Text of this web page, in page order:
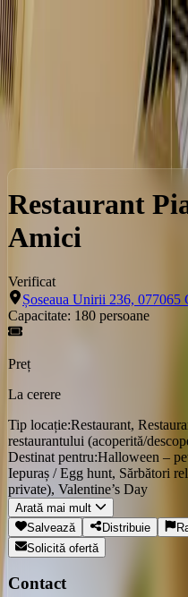
Restaurant
Amici
Verificat
Șoseaua Unirii 236, 077065
Capacitate: 180 persoane
Preț
La cerere
Tip locație:Restaurant,
restaurantului (acoperită/
Destinat pentru:Halloween –
Iepuraș / Egg hunt, Sărbători
private), Valentine’s Day
Arată mai mult
Salvează
Distribuie
Solicită ofertă
Contact